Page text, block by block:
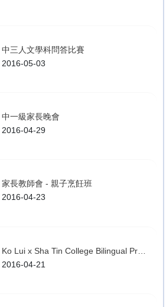
中三人文學科問答比賽
2016-05-03
中一級家長晚會
2016-04-29
家長教師會 - 親子烹飪班
2016-04-23
Ko Lui x Sha Tin College Bilingual Project
2016-04-21